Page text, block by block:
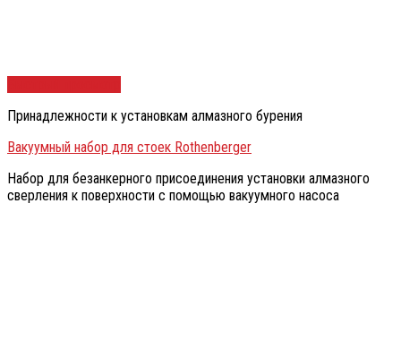
Принадлежности к установкам алмазного бурения
Вакуумный набор для стоек Rothenberger
Набор для безанкерного присоединения установки алмазного
сверления к поверхности с помощью вакуумного насоса